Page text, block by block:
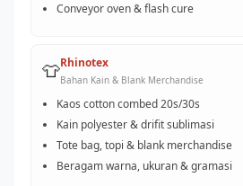
Conveyor oven & flash cure
👕Rhinotex
Bahan Kain & Blank Merchandise
Kaos cotton combed 20s/30s
Kain polyester & drifit sublimasi
Tote bag, topi & blank merchandise
Beragam warna, ukuran & gramasi